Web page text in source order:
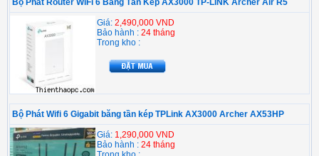
Giá: 2,490,000 VND
Bảo hành : 24 tháng
Trong kho :
Bộ Phát Wifi 6 Gigabit băng tần kép TPLink AX3000 Archer AX53HP
Giá: 1,290,000 VND
Bảo hành : 24 tháng